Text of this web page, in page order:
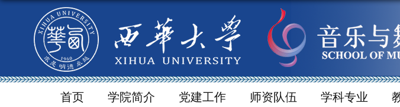
首页 学院简介 党建工作 师资队伍 学科专业